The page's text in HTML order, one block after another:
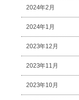
2024年2月
2024年1月
2023年12月
2023年11月
2023年10月